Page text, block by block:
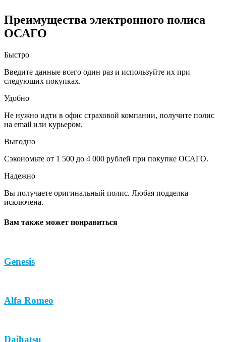
Преимущества электронного полиса
ОСАГО
Быстро
Введите данные всего один раз и используйте их при
следующих покупках.
Удобно
Не нужно идти в офис страховой компании, получите полис
на email или курьером.
Выгодно
Сэкономьте от 1 500 до 4 000 рублей при покупке ОСАГО.
Надежно
Вы получаете оригинальный полис. Любая подделка
исключена.
Вам также может понравиться
Genesis
Alfa Romeo
Daihatsu